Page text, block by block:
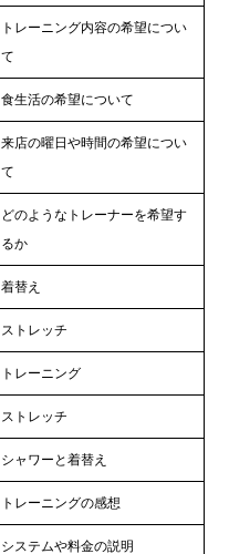
トレーニング内容の希望につい
て
食生活の希望について
来店の曜日や時間の希望につい
て
どのようなトレーナーを希望す
るか
着替え
ストレッチ
トレーニング
ストレッチ
シャワーと着替え
トレーニングの感想
システムや料金の説明